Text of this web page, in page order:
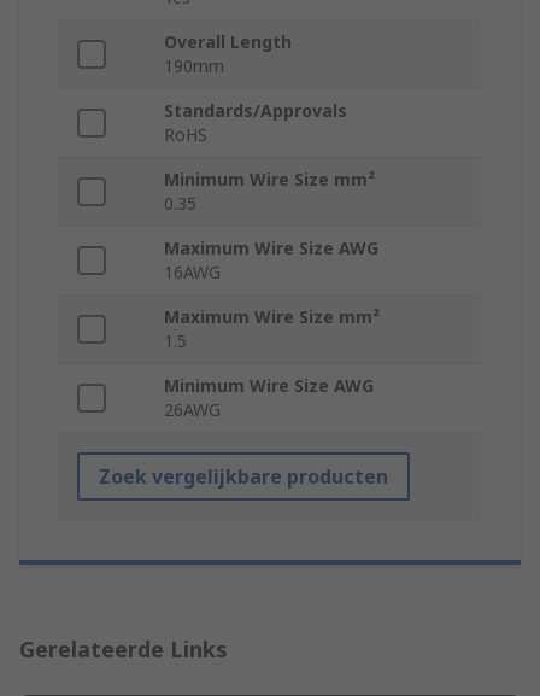
Overall Length
190mm
Standards/Approvals
RoHS
Minimum Wire Size mm²
0.35
Maximum Wire Size AWG
16AWG
Maximum Wire Size mm²
1.5
Minimum Wire Size AWG
26AWG
Zoek vergelijkbare producten
Gerelateerde Links